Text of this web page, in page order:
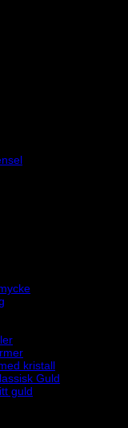
kristall
Guld
guld